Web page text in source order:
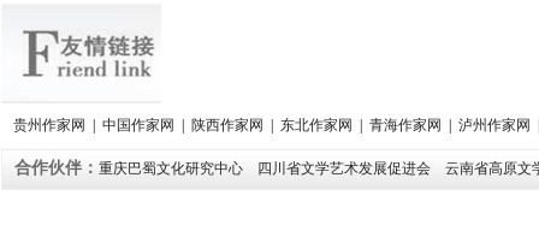
贵州作家网 | 中国作家网 | 陕西作家网 | 东北作家网 | 青海作家网 | 泸州作家网
合作伙伴： 重庆巴蜀文化研究中心 四川省文学艺术发展促进会 云南省高原文